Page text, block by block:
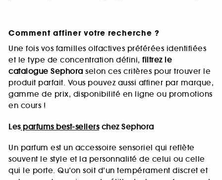
Comment affiner votre recherche ?
Une fois vos familles olfactives préférées identifiées
et le type de concentration défini, filtrez le
catalogue Sephora selon ces critères pour trouver le
produit parfait. Vous pouvez aussi affiner par marque,
gamme de prix, disponibilité en ligne ou promotions
en cours !
Lesparfums best-sellerschez Sephora
Un parfum est un accessoire sensoriel qui reflète
souvent le style et la personnalité de celui ou celle
qui le porte. Qu’on soit d’un tempérament discret et